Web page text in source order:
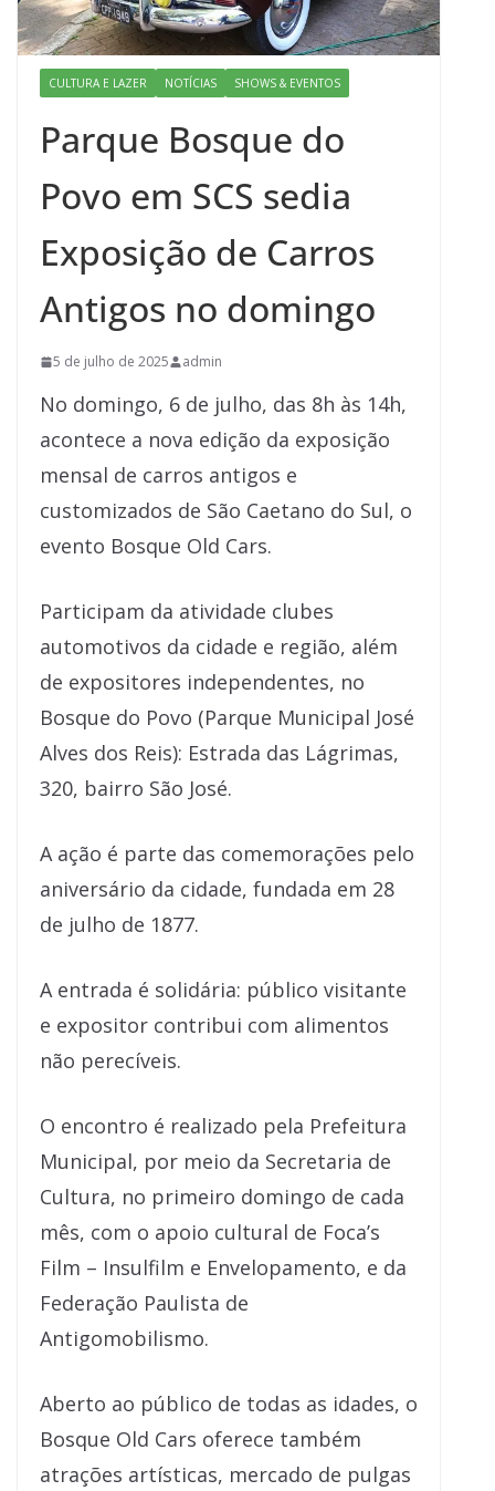
CULTURA E LAZER NOTÍCIAS SHOWS & EVENTOS
Parque Bosque do
Povo em SCS sedia
Exposição de Carros
Antigos no domingo
5 de julho de 2025 admin
No domingo, 6 de julho, das 8h às 14h,
acontece a nova edição da exposição
mensal de carros antigos e
customizados de São Caetano do Sul, o
evento Bosque Old Cars.
Participam da atividade clubes
automotivos da cidade e região, além
de expositores independentes, no
Bosque do Povo (Parque Municipal José
Alves dos Reis): Estrada das Lágrimas,
320, bairro São José.
A ação é parte das comemorações pelo
aniversário da cidade, fundada em 28
de julho de 1877.
A entrada é solidária: público visitante
e expositor contribui com alimentos
não perecíveis.
O encontro é realizado pela Prefeitura
Municipal, por meio da Secretaria de
Cultura, no primeiro domingo de cada
mês, com o apoio cultural de Foca’s
Film – Insulfilm e Envelopamento, e da
Federação Paulista de
Antigomobilismo.
Aberto ao público de todas as idades, o
Bosque Old Cars oferece também
atrações artísticas, mercado de pulgas